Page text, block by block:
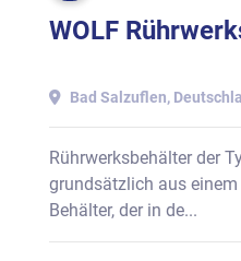
WOLF
Bad Salzuflen,
Rührwerksbehälter der
grundsätzlich aus
Behälter, der in de...